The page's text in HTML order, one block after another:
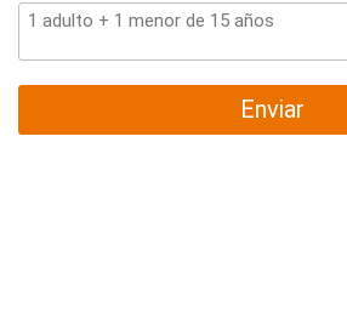
Enviar